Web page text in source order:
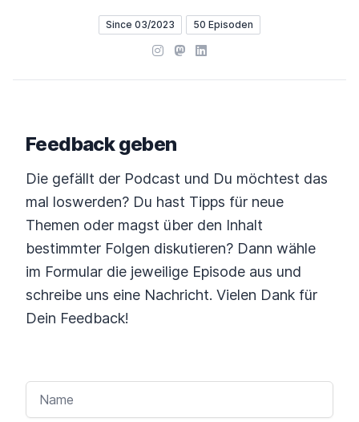
Since 03/2023 50 Episoden
Instagram
Mastodon
LinkedIn
Feedback geben
Die gefällt der Podcast und Du möchtest das
mal loswerden? Du hast Tipps für neue
Themen oder magst über den Inhalt
bestimmter Folgen diskutieren? Dann wähle
im Formular die jeweilige Episode aus und
schreibe uns eine Nachricht. Vielen Dank für
Dein Feedback!
NAME